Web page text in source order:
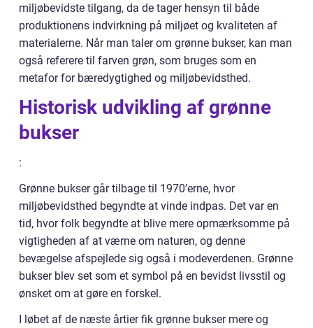
miljøbevidste tilgang, da de tager hensyn til både
produktionens indvirkning på miljøet og kvaliteten af
materialerne. Når man taler om grønne bukser, kan man
også referere til farven grøn, som bruges som en
metafor for bæredygtighed og miljøbevidsthed.
Historisk udvikling af grønne
bukser
:
Grønne bukser går tilbage til 1970’erne, hvor
miljøbevidsthed begyndte at vinde indpas. Det var en
tid, hvor folk begyndte at blive mere opmærksomme på
vigtigheden af at værne om naturen, og denne
bevægelse afspejlede sig også i modeverdenen. Grønne
bukser blev set som et symbol på en bevidst livsstil og
ønsket om at gøre en forskel.
I løbet af de næste årtier fik grønne bukser mere og